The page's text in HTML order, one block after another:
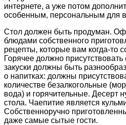
интернете, а уже потом
особенным, персональным для
Стол должен быть продуман.
блюдами собственного
рецепты, которые вам когда-то
Горячее должно присутствовать
закуски должны быть
о напитках: должны
количестве безалкогольные
вода) и горячительные. Десерт
стола. Чаепитие является
Собственноручно
даже самые сытые гости.